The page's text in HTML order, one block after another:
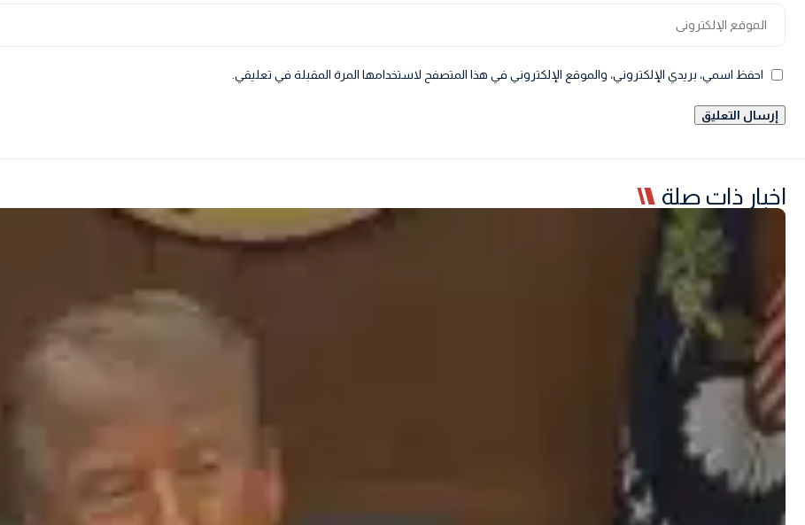
احفظ اسمي، بريدي الإلكتروني، والموقع الإلكتروني في هذا المتصفح لاستخدامها المرة المقبلة في تعليقي.
اخبار ذات صلة